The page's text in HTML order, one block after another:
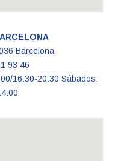
Barcelona
93 46
16:30-20:30 Sábados: